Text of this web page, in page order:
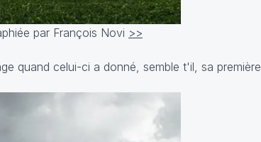
par François Novi >>
quand celui-ci a donné, semble t'il, sa première